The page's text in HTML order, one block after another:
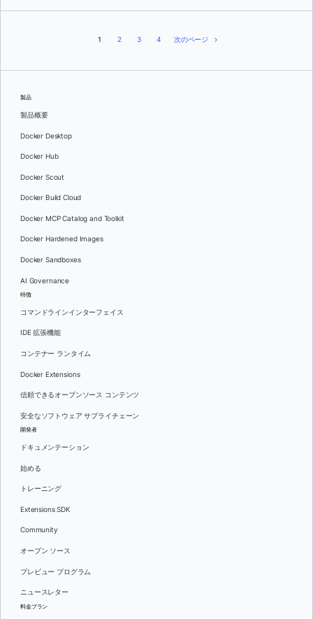
1 2 3 4 次のページ
製品
製品概要
Docker Desktop
Docker Hub
Docker Scout
Docker Build Cloud
Docker MCP Catalog and Toolkit
Docker Hardened Images
Docker Sandboxes
AI Governance
特徴
コマンドラインインターフェイス
IDE 拡張機能
コンテナー ランタイム
Docker Extensions
信頼できるオープンソース コンテンツ
安全なソフトウェア サプライチェーン
開発者
ドキュメンテーション
始める
トレーニング
Extensions SDK
Community
オープン ソース
プレビュー プログラム
ニュースレター
料金プラン